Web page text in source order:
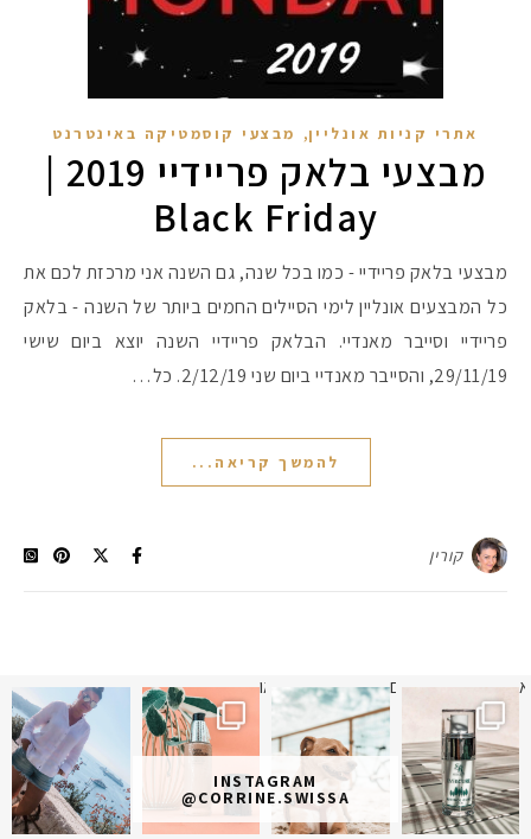
אתרי קניות אונליין, מבצעי קוסמטיקה באינטרנט
מבצעי בלאק פריידיי 2019 |
Black Friday
מבצעי בלאק פריידיי - כמו בכל שנה, גם השנה אני מרכזת לכם את
כל המבצעים אונליין לימי הסיילים החמים ביותר של השנה - בלאק
פריידיי וסייבר מאנדיי. הבלאק פריידיי השנה יוצא ביום שישי
29/11/19, והסייבר מאנדיי ביום שני 2/12/19. כל…
להמשך קריאה...
קורין
INSTAGRAM
@CORRINE.SWISSA
תמונה כבר חודשיים
איזו אהבתם יותר? הראשונה או